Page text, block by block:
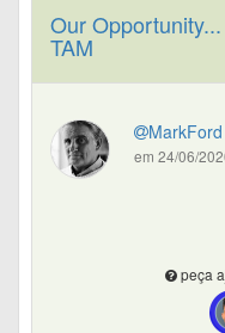
Our
TAM
MarkFord
em 24/06/
peça